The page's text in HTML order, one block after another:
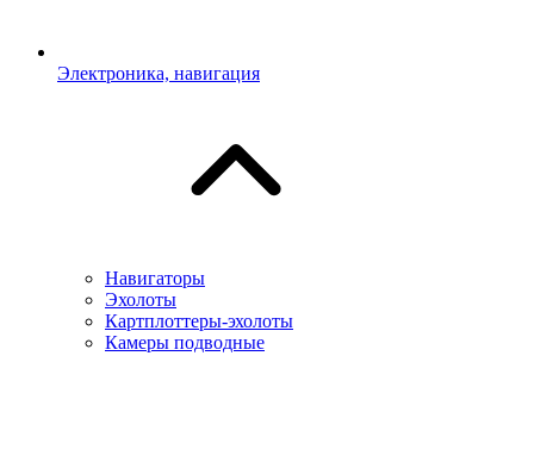
Электроника, навигация
Навигаторы
Эхолоты
Картплоттеры-эхолоты
Камеры подводные